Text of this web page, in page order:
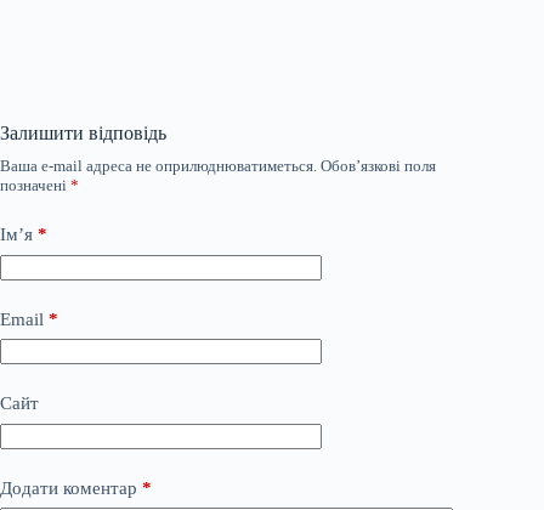
Залишити відповідь
Ваша e-mail адреса не оприлюднюватиметься. Обов’язкові поля
позначені *
Ім’я *
Email *
Сайт
Додати коментар *